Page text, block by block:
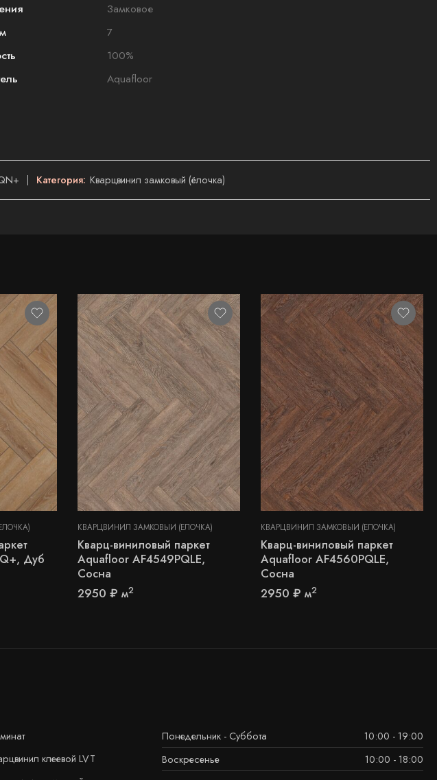
Замковое
7
100%
Aquafloor
Категория: Кварцвинил замковый (ёлочка)
Дуб
КВАРЦВИНИЛ ЗАМКОВЫЙ (ЁЛОЧКА)
Кварц-виниловый паркет
Aquafloor AF4549PQLE,
Сосна
2950₽ м2
КВАРЦВИНИЛ ЗАМКОВЫЙ (ЁЛОЧКА)
Кварц-виниловый паркет
Aquafloor AF4560PQLE,
Сосна
2950₽ м2
клеевой LVT
Понедельник - Суббота
10:00 - 19:00
Воскресенье
10:00 - 18:00